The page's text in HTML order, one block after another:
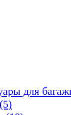
для